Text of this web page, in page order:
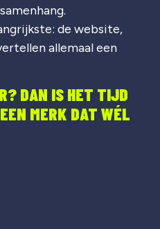
de website,
allemaal een
DAN IS HET TIJD
MERK DAT WÉL